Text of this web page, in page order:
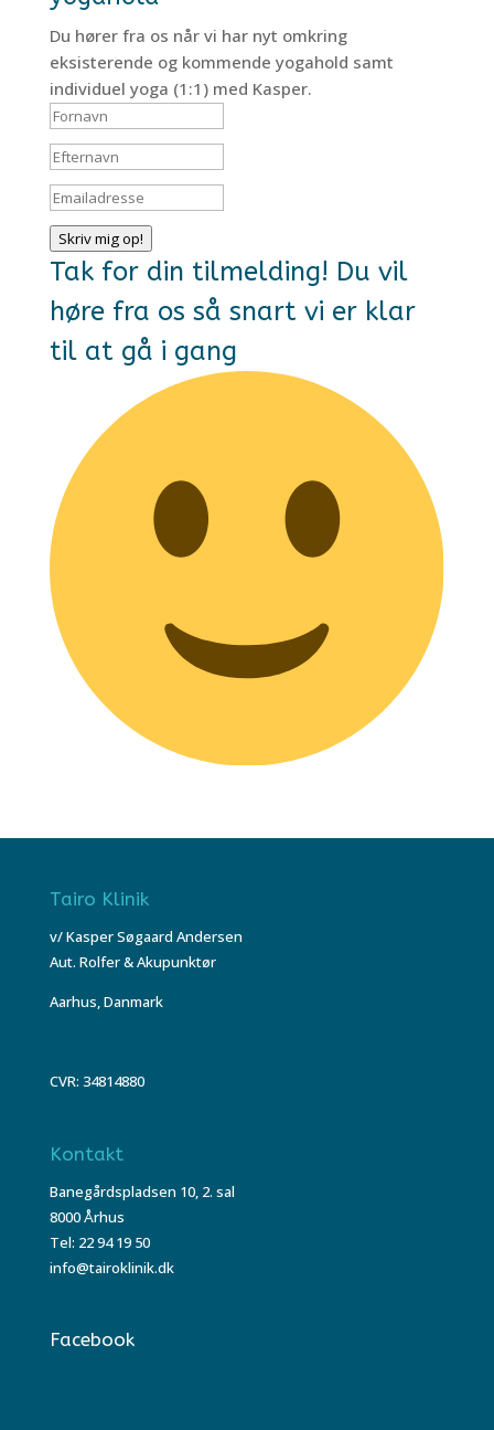
Du hører fra os når vi har nyt omkring
eksisterende og kommende yogahold samt
individuel yoga (1:1) med Kasper.
Skriv mig op!
Tak for din tilmelding! Du vil
høre fra os så snart vi er klar
til at gå i gang
Tairo Klinik
v/ Kasper Søgaard Andersen
Aut. Rolfer & Akupunktør
Aarhus, Danmark
CVR: 34814880
Kontakt
Banegårdspladsen 10, 2. sal
8000 Århus
Tel: 22 94 19 50
info@tairoklinik.dk
Facebook